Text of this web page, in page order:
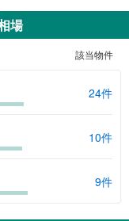
場
該当物件
24件
10件
9件